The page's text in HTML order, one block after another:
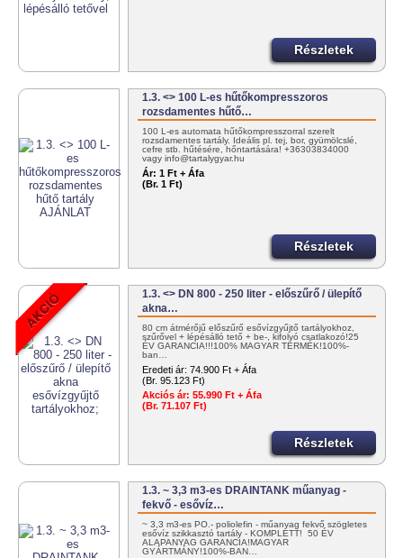
Részletek
1.3. <> 100 L-es hűtőkompresszoros
rozsdamentes hűtő…
100 L-es automata hűtőkompresszorral szerelt
rozsdamentes tartály. Ideális pl. tej, bor, gyümölcslé,
cefre stb. hűtésére, hőntartására! +36303834000
vagy info@tartalygyar.hu
Ár: 1 Ft + Áfa
(Br. 1 Ft)
Részletek
1.3. <> DN 800 - 250 liter - előszűrő / ülepítő
akna…
80 cm átmérőjű előszűrő esővízgyűjtő tartályokhoz,
szűrővel + lépésálló tető + be-, kifolyó csatlakozó!25
ÉV GARANCIA!!!100% MAGYAR TERMÉK!100%-
ban…
Eredeti ár: 74.900 Ft + Áfa
(Br. 95.123 Ft)
Akciós ár: 55.990 Ft + Áfa
(Br. 71.107 Ft)
Részletek
1.3. ~ 3,3 m3-es DRAINTANK műanyag -
fekvő - esővíz…
~ 3,3 m3-es PO.- poliolefin - műanyag fekvő szögletes
esővíz szikkasztó tartály - KOMPLETT! 50 ÉV
ALAPANYAG GARANCIA!MAGYAR
GYÁRTMÁNY!100%-BAN…